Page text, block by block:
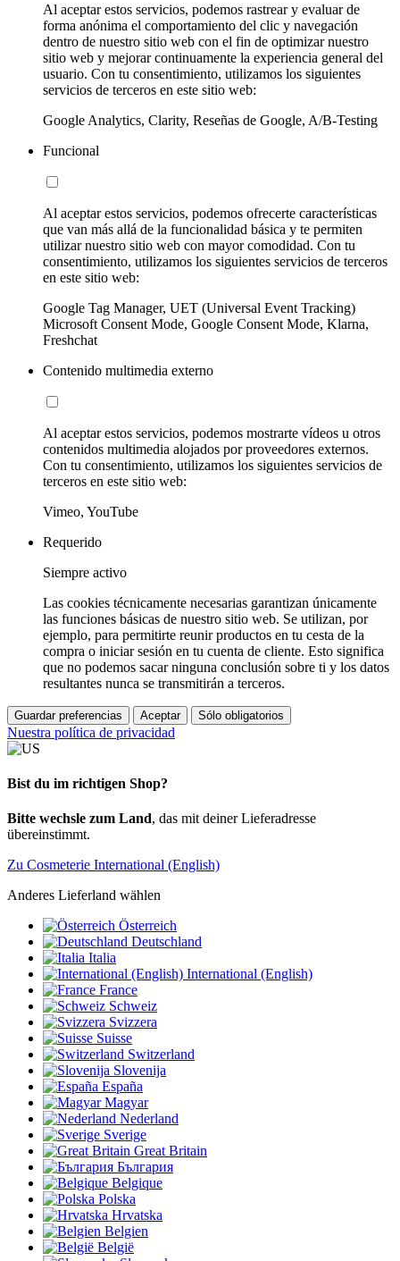
Al aceptar estos servicios, podemos rastrear y evaluar de
forma anónima el comportamiento del clic y navegación
dentro de nuestro sitio web con el fin de optimizar nuestro
sitio web y mejorar continuamente la experiencia general del
usuario. Con tu consentimiento, utilizamos los siguientes
servicios de terceros en este sitio web:
Google Analytics, Clarity, Reseñas de Google, A/B-Testing
Funcional
Al aceptar estos servicios, podemos ofrecerte características
que van más allá de la funcionalidad básica y te permiten
utilizar nuestro sitio web con mayor comodidad. Con tu
consentimiento, utilizamos los siguientes servicios de terceros
en este sitio web:
Google Tag Manager, UET (Universal Event Tracking)
Microsoft Consent Mode, Google Consent Mode, Klarna,
Freshchat
Contenido multimedia externo
Al aceptar estos servicios, podemos mostrarte vídeos u otros
contenidos multimedia alojados por proveedores externos.
Con tu consentimiento, utilizamos los siguientes servicios de
terceros en este sitio web:
Vimeo, YouTube
Requerido
Siempre activo
Las cookies técnicamente necesarias garantizan únicamente
las funciones básicas de nuestro sitio web. Se utilizan, por
ejemplo, para permitirte reunir productos en tu cesta de la
compra o iniciar sesión en tu cuenta de cliente. Esto significa
que no podemos sacar ninguna conclusión sobre ti y los datos
resultantes nunca se transmitirán a terceros.
Guardar preferencias Aceptar Sólo obligatorios
Nuestra política de privacidad
Bist du im richtigen Shop?
Bitte wechsle zum Land, das mit deiner Lieferadresse
übereinstimmt.
Zu Cosmeterie International (English)
Anderes Lieferland wählen
Österreich
Deutschland
Italia
International (English)
France
Schweiz
Svizzera
Suisse
Switzerland
Slovenija
España
Magyar
Nederland
Sverige
Great Britain
България
Belgique
Polska
Hrvatska
Belgien
België